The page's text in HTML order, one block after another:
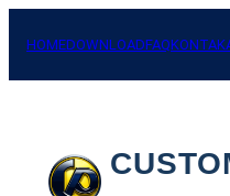
HOMEDOWNLOADFAQKONTAK